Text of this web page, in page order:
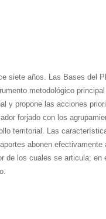
siete años. Las Bases del
metodológico
y propone las acciones
forjado con los
territorial. Las
abonen efectivamente
de los cuales se articula;